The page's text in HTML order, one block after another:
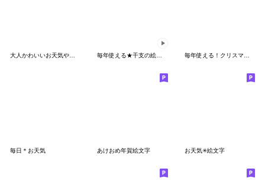
毎日＊お天気 あけおめ年賀絵文字 お天気✳︎絵文字